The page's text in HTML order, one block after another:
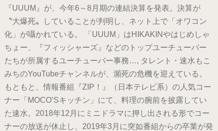
『UUUM』が、今年6～8月期の連結決算を発表。決算が
〝大爆死〟していることが判明し、ネット上で「オワコン
化」が囁かれている。 「UUUM」はHIKAKINやはじめしゃ
ちょー、『フィッシャーズ』などのトップユーチューバー
たちが所属するユーチューバー事務…, タレント・速水もこ
みちのYouTubeチャンネルが、瀕死の危機を迎えている。
もともと、情報番組『ZIP！』（日本テレビ系）の人気コー
ナー「MOCO’Sキッチン」にて、料理の腕前を披露してい
た速水。2018年12月にミニドラマに押し出される形でコー
ナーの放送が休止し、2019年3月に突如番組からの卒業が発